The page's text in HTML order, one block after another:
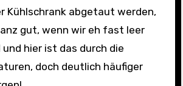
Kühlschrank abgetaut werden,
gut, wenn wir eh fast leer
hier ist das durch die
doch deutlich häufiger